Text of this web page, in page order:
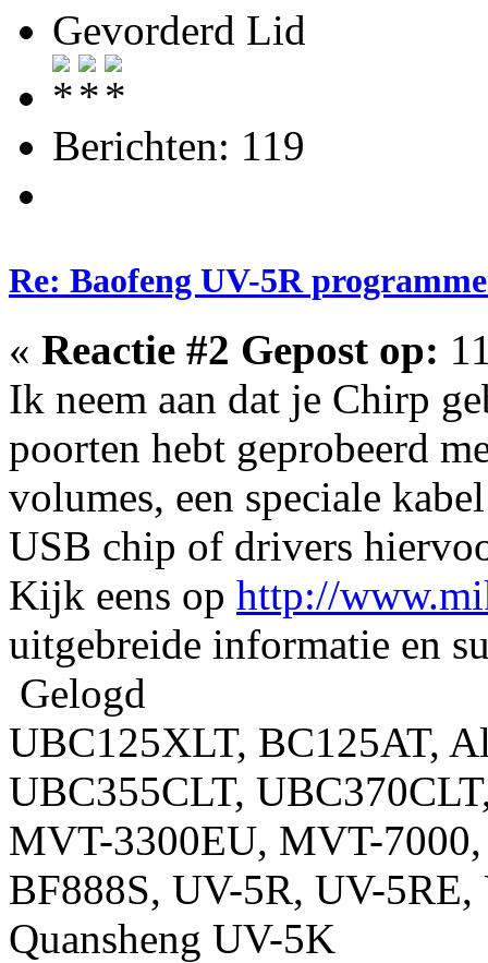
Gevorderd Lid
Berichten: 119
Re: Baofeng UV-5R
« Reactie #2 Gepost op:
Ik neem aan dat je Chirp
poorten hebt geprobeerd
volumes, een speciale
USB chip of drivers
Kijk eens op http://
uitgebreide informatie en
Gelogd
UBC125XLT, BC125AT,
UBC355CLT,
MVT-3300EU, MVT-
BF888S, UV-5R, UV-
Quansheng UV-5K